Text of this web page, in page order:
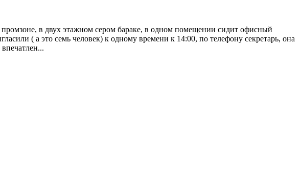
в двух этажном сером бараке, в одном помещении сидит офисный
( а это семь человек) к одному времени к 14:00, по телефону секретарь, она